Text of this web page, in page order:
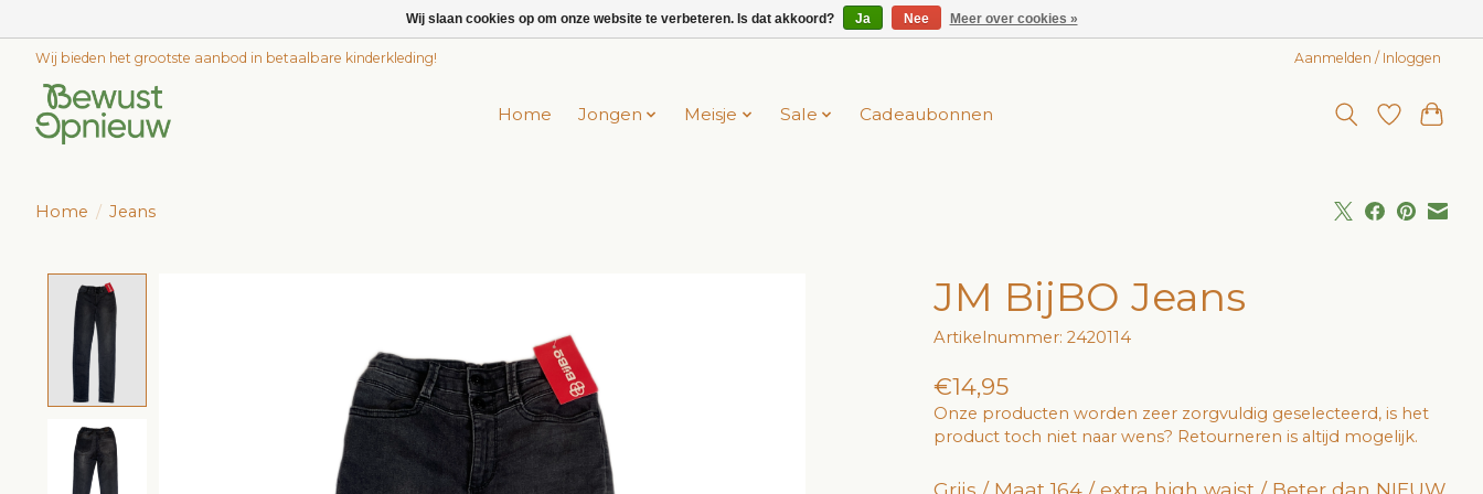
Wij bieden het grootste aanbod in betaalbare kinderkleding! Aanmelden / Inloggen
Home Jongen Meisje Sale Cadeaubonnen
Home / Jeans
JM BijBO Jeans
Artikelnummer: 2420114
€14,95
Onze producten worden zeer zorgvuldig geselecteerd, is het
product toch niet naar wens? Retourneren is altijd mogelijk.
Grijs / Maat 164 / extra high waist / Beter dan NIEUW
Wij slaan cookies op om onze website te verbeteren. Is dat akkoord? Ja Nee Meer over cookies »